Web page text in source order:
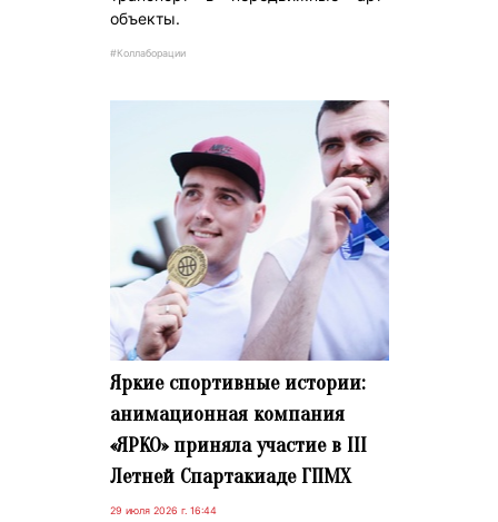
объекты.
#Коллаборации
Яркие спортивные истории:
анимационная компания
«ЯРКО» приняла участие в III
Летней Спартакиаде ГПМХ
29 июля 2026 г. 16:44